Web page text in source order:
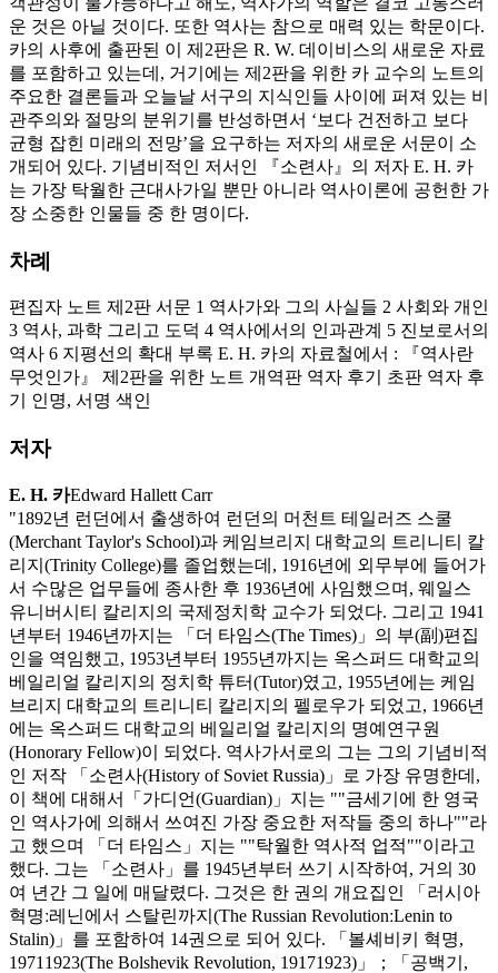
운 것은 아닐 것이다. 또한 역사는 참으로 매력 있는 학문이다.
카의 사후에 출판된 이 제2판은 R. W. 데이비스의 새로운 자료
를 포함하고 있는데, 거기에는 제2판을 위한 카 교수의 노트의
주요한 결론들과 오늘날 서구의 지식인들 사이에 퍼져 있는 비
관주의와 절망의 분위기를 반성하면서 ‘보다 건전하고 보다
균형 잡힌 미래의 전망’을 요구하는 저자의 새로운 서문이 소
개되어 있다. 기념비적인 저서인 『소련사』의 저자 E. H. 카
는 가장 탁월한 근대사가일 뿐만 아니라 역사이론에 공헌한 가
장 소중한 인물들 중 한 명이다.
차례
편집자 노트 제2판 서문 1 역사가와 그의 사실들 2 사회와 개인
3 역사, 과학 그리고 도덕 4 역사에서의 인과관계 5 진보로서의
역사 6 지평선의 확대 부록 E. H. 카의 자료철에서 : 『역사란
무엇인가』 제2판을 위한 노트 개역판 역자 후기 초판 역자 후
기 인명, 서명 색인
저자
E. H. 카Edward Hallett Carr
"1892년 런던에서 출생하여 런던의 머천트 테일러즈 스쿨
(Merchant Taylor's School)과 케임브리지 대학교의 트리니티 칼
리지(Trinity College)를 졸업했는데, 1916년에 외무부에 들어가
서 수많은 업무들에 종사한 후 1936년에 사임했으며, 웨일스
유니버시티 칼리지의 국제정치학 교수가 되었다. 그리고 1941
년부터 1946년까지는 「더 타임스(The Times)」의 부(副)편집
인을 역임했고, 1953년부터 1955년까지는 옥스퍼드 대학교의
베일리얼 칼리지의 정치학 튜터(Tutor)였고, 1955년에는 케임
브리지 대학교의 트리니티 칼리지의 펠로우가 되었고, 1966년
에는 옥스퍼드 대학교의 베일리얼 칼리지의 명예연구원
(Honorary Fellow)이 되었다. 역사가서로의 그는 그의 기념비적
인 저작 「소련사(History of Soviet Russia)」로 가장 유명한데,
이 책에 대해서「가디언(Guardian)」지는 ""금세기에 한 영국
인 역사가에 의해서 쓰여진 가장 중요한 저작들 중의 하나""라
고 했으며 「더 타임스」지는 ""탁월한 역사적 업적""이라고
했다. 그는 「소련사」를 1945년부터 쓰기 시작하여, 거의 30
여 년간 그 일에 매달렸다. 그것은 한 권의 개요집인 「러시아
혁명ː레닌에서 스탈린까지(The Russian RevolutionːLenin to
Stalin)」를 포함하여 14권으로 되어 있다. 「볼셰비키 혁명,
1971­1923(The Bolshevik Revolution, 1917­1923)」；「공백기,